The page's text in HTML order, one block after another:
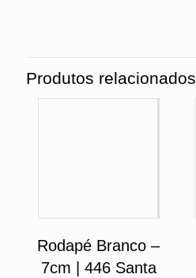
Produtos relacionados
Rodapé Branco –
7cm | 446 Santa